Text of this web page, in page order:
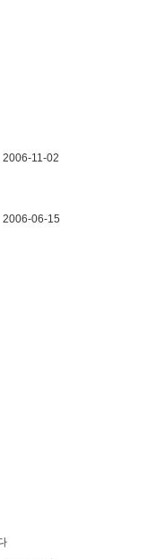
2006-11-02
2006-06-15